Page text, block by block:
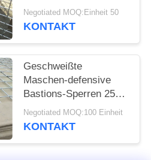
Eisen-Draht-Material
Flut Contro
Negotiated MOQ:Einheit 50
KONTAKT
Geschweißte
Maschen-defensive
Bastions-Sperren 25
Jahre Leben-Dauer-
kohlenstoffarme
Negotiated MOQ:100 Einheit
KONTAKT